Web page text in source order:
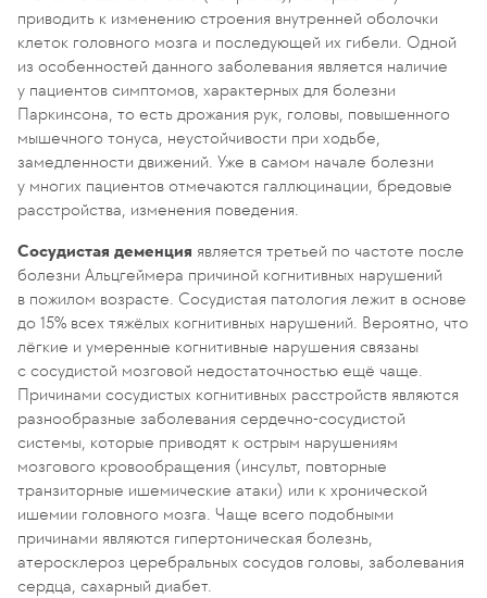
приводить к изменению строения внутренней оболочки
клеток головного мозга и последующей их гибели. Одной
из особенностей данного заболевания является наличие
у пациентов симптомов, характерных для болезни
Паркинсона, то есть дрожания рук, головы, повышенного
мышечного тонуса, неустойчивости при ходьбе,
замедленности движений. Уже в самом начале болезни
у многих пациентов отмечаются галлюцинации, бредовые
расстройства, изменения поведения.
Сосудистая деменция является третьей по частоте после
болезни Альцгеймера причиной когнитивных нарушений
в пожилом возрасте. Сосудистая патология лежит в основе
до 15% всех тяжёлых когнитивных нарушений. Вероятно, что
лёгкие и умеренные когнитивные нарушения связаны
с сосудистой мозговой недостаточностью ещё чаще.
Причинами сосудистых когнитивных расстройств являются
разнообразные заболевания сердечно-сосудистой
системы, которые приводят к острым нарушениям
мозгового кровообращения (инсульт, повторные
транзиторные ишемические атаки) или к хронической
ишемии головного мозга. Чаще всего подобными
причинами являются гипертоническая болезнь,
атеросклероз церебральных сосудов головы, заболевания
сердца, сахарный диабет.